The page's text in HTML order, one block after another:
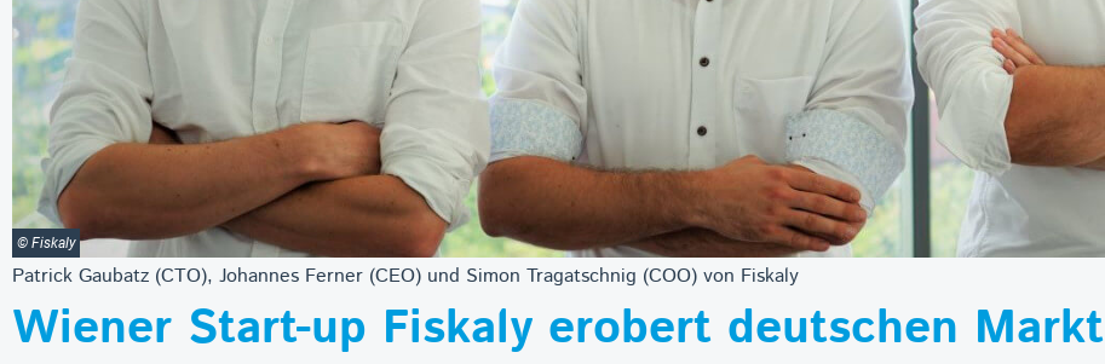
© Fiskaly
Patrick Gaubatz (CTO), Johannes Ferner (CEO) und Simon Tragatschnig (COO) von Fiskaly
Wiener Start-up Fiskaly erobert deutschen Markt